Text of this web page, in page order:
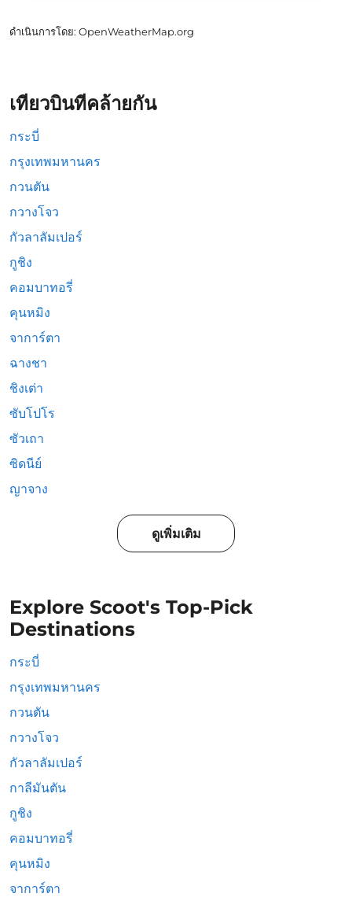
ดำเนินการโดย: OpenWeatherMap.org
เที่ยวบินที่คล้ายกัน
กระบี่
กรุงเทพมหานคร
กวนตัน
กวางโจว
กัวลาลัมเปอร์
กูชิง
คอมบาทอรี่
คุนหมิง
จาการ์ตา
ฉางชา
ชิงเต่า
ซับโปโร
ซัวเถา
ซิดนีย์
ญาจาง
ดูเพิ่มเติม
Explore Scoot's Top-Pick
Destinations
กระบี่
กรุงเทพมหานคร
กวนตัน
กวางโจว
กัวลาลัมเปอร์
กาลีมันตัน
กูชิง
คอมบาทอรี่
คุนหมิง
จาการ์ตา